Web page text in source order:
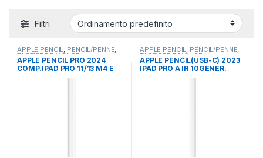
Filtri
APPLE PENCIL, PENCIL/PENNE,
TASTIERE E MOUSE
APPLE PENCIL PRO 2024
COMP.IPAD PRO 11/13 M4 E
IPAD AIR11/13 M2 2024
APPLE PENCIL, PENCIL/PENNE,
TASTIERE E MOUSE
APPLE PENCIL(USB-C) 2023
IPAD PRO A IR 10GENER.